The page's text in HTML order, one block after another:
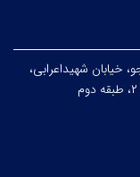
خیابان شهیداعرابی،